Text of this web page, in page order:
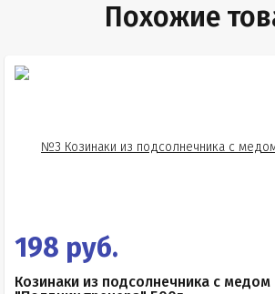
Похожие
198 руб.
Козинаки из подсолнечника с медом